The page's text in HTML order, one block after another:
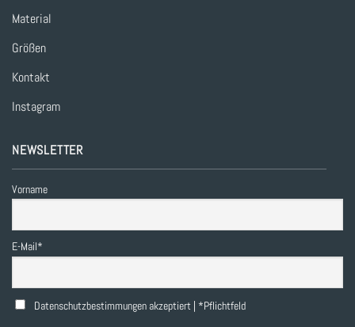
Material
Größen
Kontakt
Instagram
NEWSLETTER
Vorname
E-Mail*
Datenschutzbestimmungen akzeptiert | *Pflichtfeld